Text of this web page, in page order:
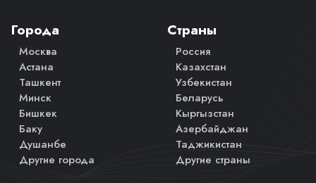
Города
Москва
Астана
Ташкент
Минск
Бишкек
Баку
Душанбе
Другие города
Страны
Россия
Казахстан
Узбекистан
Беларусь
Кыргызстан
Азербайджан
Таджикистан
Другие страны